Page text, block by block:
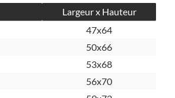
Largeur x Hauteur
47x64
50x66
53x68
56x70